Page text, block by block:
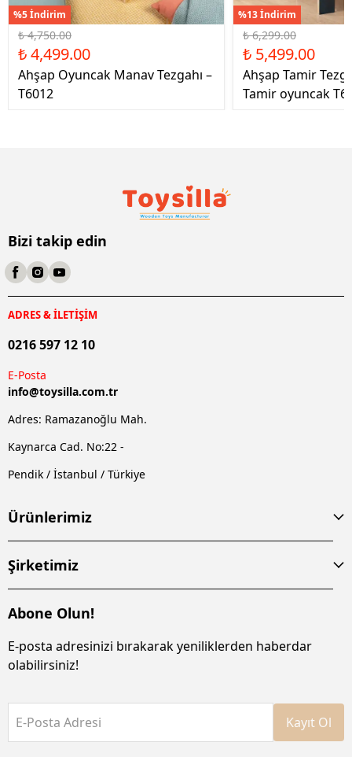
%5 İndirim
₺ 4,750.00
₺ 4,499.00
Ahşap Oyuncak Manav Tezgahı –
T6012
%13 İndirim
₺ 6,299.00
₺ 5,499.00
Ahşap Tamir
Tamir oyuncak
Bizi takip edin
ADRES & İLETİŞİM
0216 597 12 10
E-Posta
info@toysilla.com.tr
Adres: Ramazanoğlu Mah.
Kaynarca Cad. No:22 -
Pendik / İstanbul / Türkiye
Ürünlerimiz
Şirketimiz
Abone Olun!
E-posta adresinizi bırakarak yeniliklerden haberdar
olabilirsiniz!
E-Posta Adresi Kayıt Ol